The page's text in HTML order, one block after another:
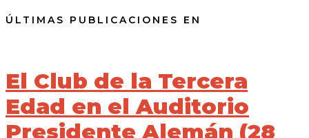
ÚLTIMAS PUBLICACIONES EN
El Club de la Tercera
Edad en el Auditorio
Presidente Alemán (28